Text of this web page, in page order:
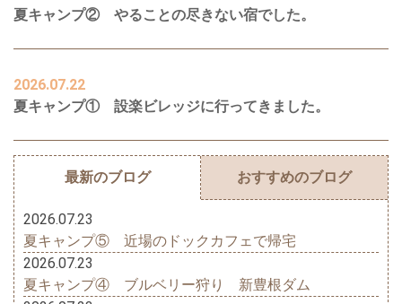
夏キャンプ② やることの尽きない宿でした。
2026.07.22
夏キャンプ① 設楽ビレッジに行ってきました。
最新のブログ おすすめのブログ
2026.07.23
夏キャンプ⑤ 近場のドックカフェで帰宅
2026.07.23
夏キャンプ④ ブルベリー狩り 新豊根ダム